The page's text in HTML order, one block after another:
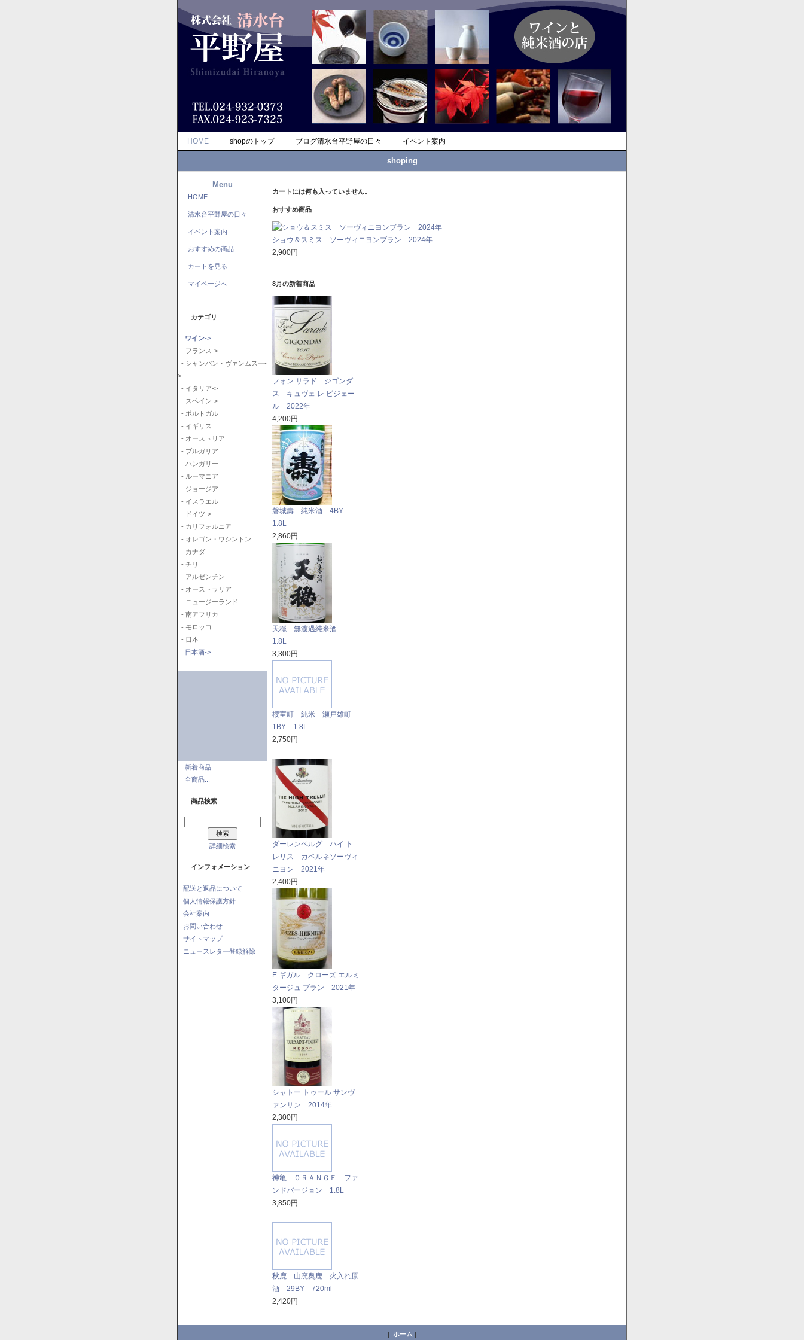
HOME shopのトップ ブログ清水台平野屋の日々 イベント案内
shoping
Menu
HOME
清水台平野屋の日々
イベント案内
おすすめの商品
カートを見る
マイページへ
カテゴリ
ワイン->
- フランス->
- シャンパン・ヴァンムスー-
>
- イタリア->
- スペイン->
- ポルトガル
- イギリス
- オーストリア
- ブルガリア
- ハンガリー
- ルーマニア
- ジョージア
- イスラエル
- ドイツ->
- カリフォルニア
- オレゴン・ワシントン
- カナダ
- チリ
- アルゼンチン
- オーストラリア
- ニュージーランド
- 南アフリカ
- モロッコ
- 日本
日本酒->
新着商品...
全商品...
商品検索
詳細検索
インフォメーション
配送と返品について
個人情報保護方針
会社案内
お問い合わせ
サイトマップ
ニュースレター登録解除
カートには何も入っていません。
おすすめ商品
ショウ＆スミス ソーヴィニヨンブラン 2024年
2,900円
8月の新着商品
フォン サラド ジゴンダ
ス キュヴェ レ ピジェー
ル 2022年
4,200円
磐城壽 純米酒 4BY
1.8L
2,860円
天穏 無濾過純米酒
1.8L
3,300円
櫻室町 純米 瀬戸雄町
1BY 1.8L
2,750円
ダーレンベルグ ハイ ト
レリス カベルネソーヴィ
ニヨン 2021年
2,400円
E ギガル クローズ エルミ
タージュ ブラン 2021年
3,100円
シャトー トゥール サンヴ
ァンサン 2014年
2,300円
神亀 ０ＲＡＮＧＥ ファ
ンドバージョン 1.8L
3,850円
秋鹿 山廃奥鹿 火入れ原
酒 29BY 720ml
2,420円
| ホーム |